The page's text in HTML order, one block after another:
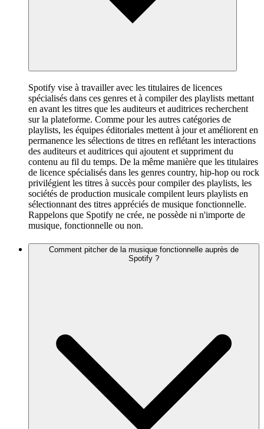
Spotify vise à travailler avec les titulaires de licences
spécialisés dans ces genres et à compiler des playlists mettant
en avant les titres que les auditeurs et auditrices recherchent
sur la plateforme. Comme pour les autres catégories de
playlists, les équipes éditoriales mettent à jour et améliorent en
permanence les sélections de titres en reflétant les interactions
des auditeurs et auditrices qui ajoutent et suppriment du
contenu au fil du temps. De la même manière que les titulaires
de licence spécialisés dans les genres country, hip-hop ou rock
privilégient les titres à succès pour compiler des playlists, les
sociétés de production musicale compilent leurs playlists en
sélectionnant des titres appréciés de musique fonctionnelle.
Rappelons que Spotify ne crée, ne possède ni n'importe de
musique, fonctionnelle ou non.
Comment pitcher de la musique fonctionnelle auprès de
Spotify ?